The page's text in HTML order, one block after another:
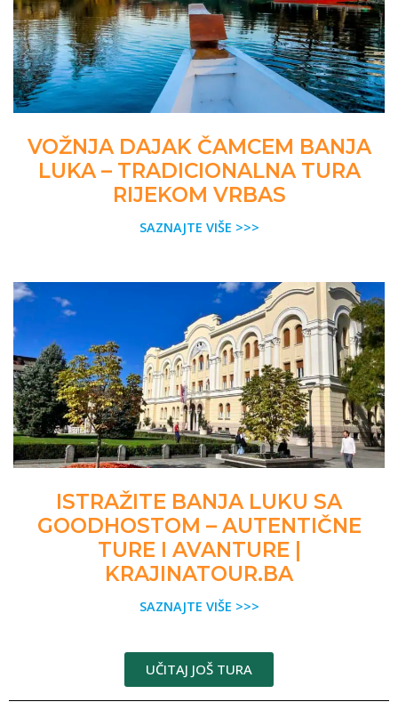
VOŽNJA DAJAK ČAMCEM BANJA
LUKA – TRADICIONALNA TURA
RIJEKOM VRBAS
SAZNAJTE VIŠE >>>
ISTRAŽITE BANJA LUKU SA
GOODHOSTOM – AUTENTIČNE
TURE I AVANTURE |
KRAJINATOUR.BA
SAZNAJTE VIŠE >>>
UČITAJ JOŠ TURA